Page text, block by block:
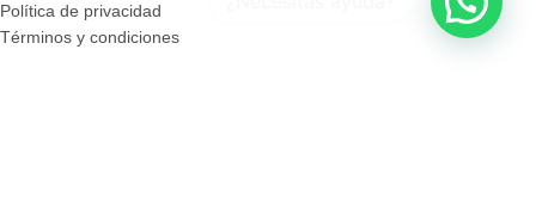
Política de privacidad
Términos y condiciones